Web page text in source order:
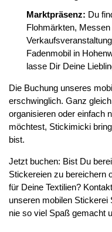
Marktpräsenz: Du
Flohmärkten,
Fadenmobil in
lasse Dir Deine
Die Buchung unseres
erschwinglich. Ganz
organisieren oder einfach
möchtest, Stickimicki
bist.
Jetzt buchen: Bist Du
Stickereien zu bereichern
für Deine Textilien?
unseren mobilen
nie so viel Spaß gemacht